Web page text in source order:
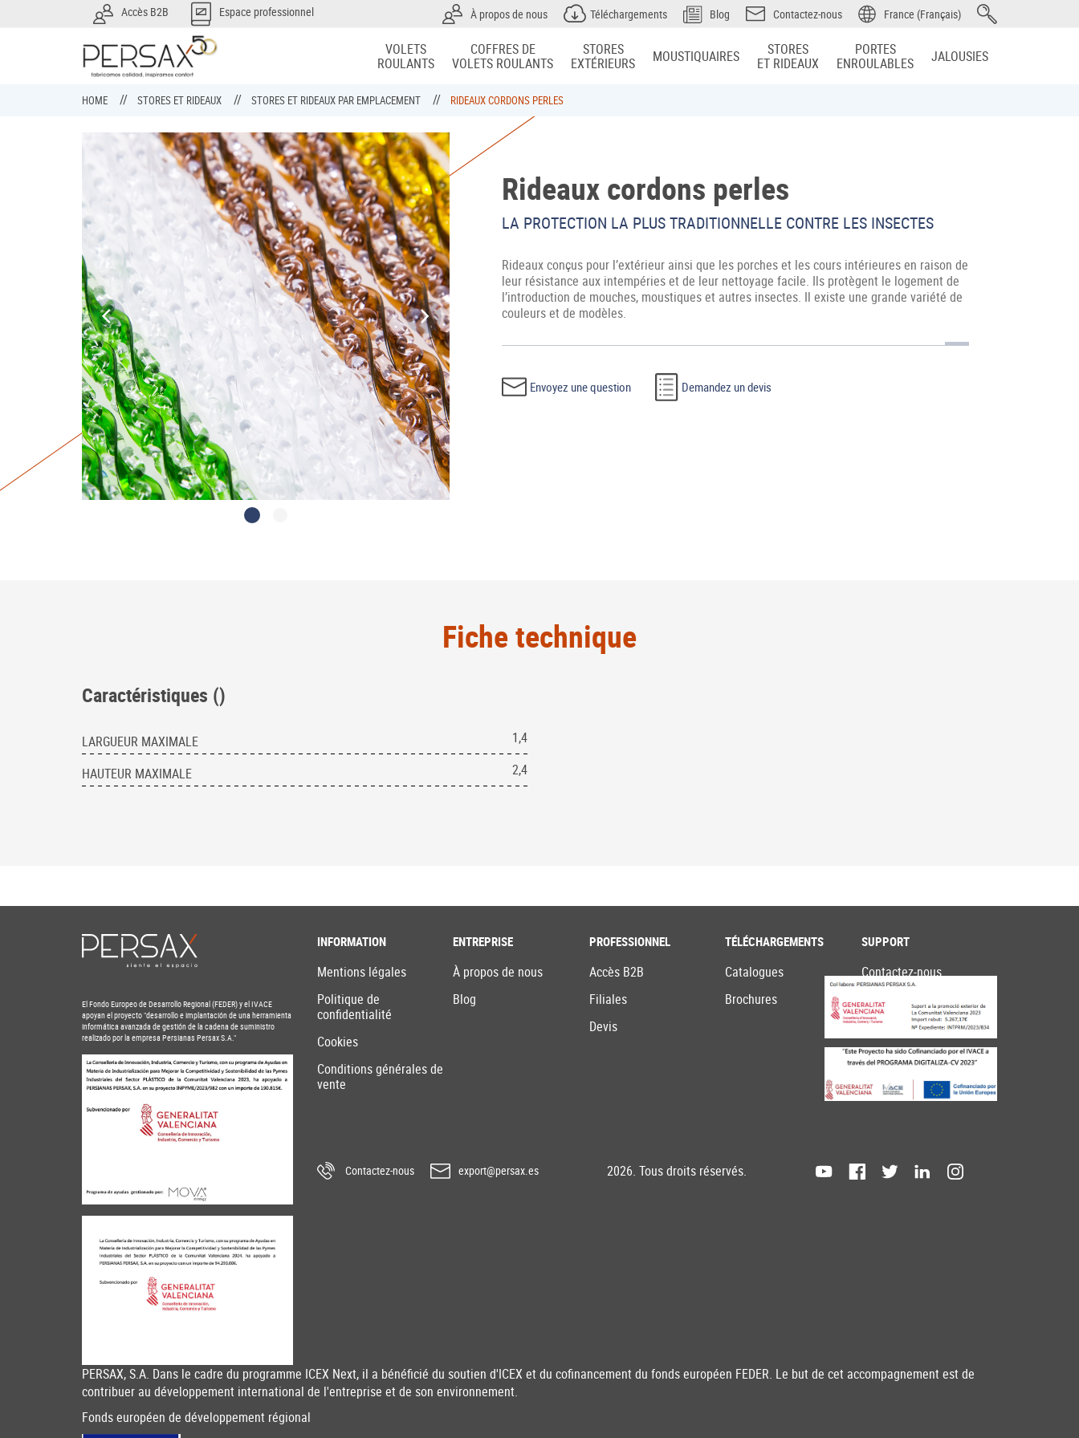
Accès B2B Espace professionnel À propos de nous Téléchargements Blog Contactez-nous France (Français)
VOLETS
ROULANTS
COFFRES DE
VOLETS ROULANTS
STORES
EXTÉRIEURS
MOUSTIQUAIRES
STORES
ET RIDEAUX
PORTES
ENROULABLES
JALOUSIES
HOME STORES ET RIDEAUX STORES ET RIDEAUX PAR EMPLACEMENT RIDEAUX CORDONS PERLES
Rideaux cordons perles
LA PROTECTION LA PLUS TRADITIONNELLE CONTRE LES INSECTES
Rideaux conçus pour l’extérieur ainsi que les porches et les cours intérieures en raison de
leur résistance aux intempéries et de leur nettoyage facile. Ils protègent le logement de
l’introduction de mouches, moustiques et autres insectes. Il existe une grande variété de
couleurs et de modèles.
Envoyez une question Demandez un devis
Fiche technique
Caractéristiques ()
LARGUEUR MAXIMALE 1,4
HAUTEUR MAXIMALE 2,4
El Fondo Europeo de Desarrollo Regional (FEDER) y el IVACE
apoyan el proyecto "desarrollo e implantación de una herramienta
informática avanzada de gestión de la cadena de suministro
realizado por la empresa Persianas Persax S.A."
INFORMATION
Mentions légales
Politique de
confidentialité
Cookies
Conditions générales de
vente
ENTREPRISE
À propos de nous
Blog
PROFESSIONNEL
Accès B2B
Filiales
Devis
TÉLÉCHARGEMENTS
Catalogues
Brochures
SUPPORT
Contactez-nous
Contactez-nous export@persax.es 2026. Tous droits réservés.
PERSAX, S.A. Dans le cadre du programme ICEX Next, il a bénéficié du soutien d'ICEX et du cofinancement du fonds européen FEDER. Le but de cet accompagnement est de
contribuer au développement international de l'entreprise et de son environnement.
Fonds européen de développement régional